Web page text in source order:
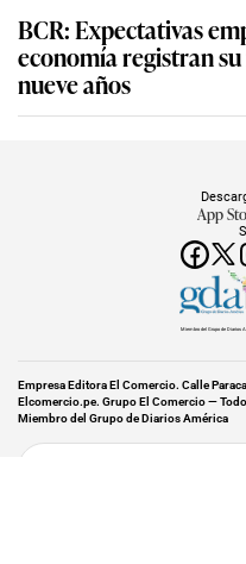
BCR: Expectativas
economía registran
nueve años
App
Miembro del Grupo de Diarios
Empresa Editora El Comercio. Calle
Elcomercio.pe. Grupo El Comercio —
Miembro del Grupo de Diarios América